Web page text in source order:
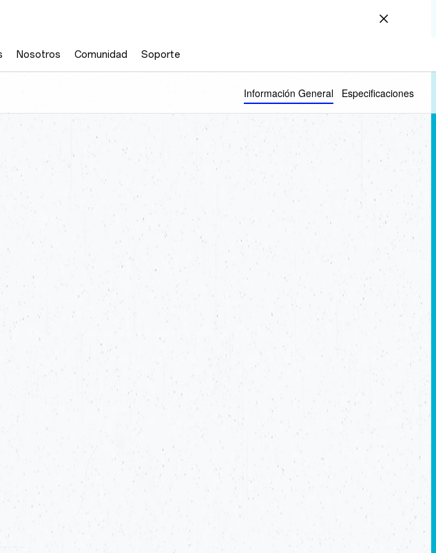
Nosotros Comunidad Soporte
Información General Especificaciones